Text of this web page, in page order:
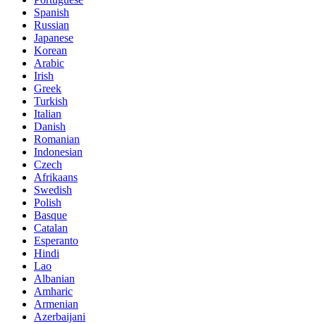
Spanish
Russian
Japanese
Korean
Arabic
Irish
Greek
Turkish
Italian
Danish
Romanian
Indonesian
Czech
Afrikaans
Swedish
Polish
Basque
Catalan
Esperanto
Hindi
Lao
Albanian
Amharic
Armenian
Azerbaijani